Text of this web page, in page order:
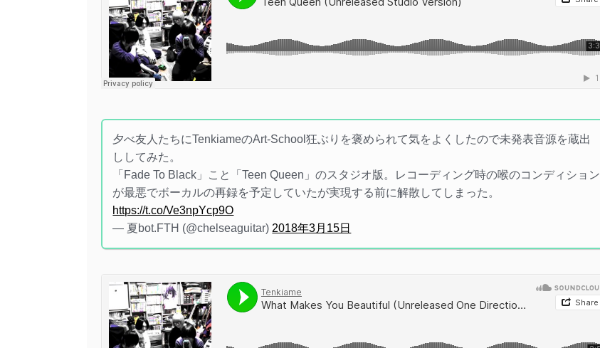
夕べ友人たちにTenkiameのArt-School狂ぶりを褒められて気をよくしたので未発表音源を蔵出
ししてみた。
「Fade To Black」こと「Teen Queen」のスタジオ版。レコーディング時の喉のコンディション
が最悪でボーカルの再録を予定していたが実現する前に解散してしまった。
https://t.co/Ve3npYcp9O
— 夏bot.FTH (@chelseaguitar) 2018年3月15日